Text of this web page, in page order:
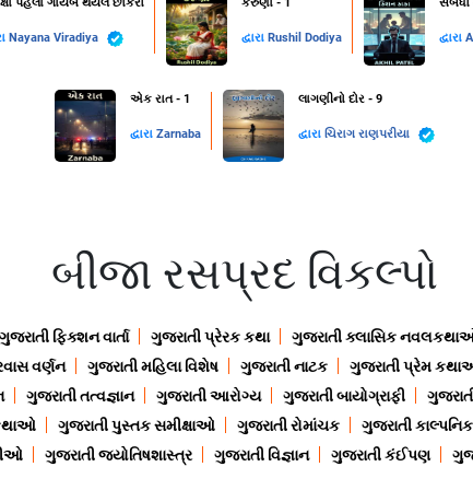
પહેલાં ગાયબ થયેલ છોકરો
Nayana Viradiya
કરુણા - 1
દ્વારા Rushil Dodiya
સંબંધો
દ્વારા
એક રાત - 1
દ્વારા Zarnaba
લાગણીનો દોર - 9
દ્વારા ચિરાગ રાણપરીયા
બીજા રસપ્રદ વિકલ્પો
ગુજરાતી ફિક્શન વાર્તા ગુજરાતી પ્રેરક કથા ગુજરાતી ક્લાસિક
વર્ણન
ગુજરાતી મહિલા વિશેષ ગુજરાતી નાટક ગુજરાતી પ્રેમ
ગુજરાતી તત્વજ્ઞાન ગુજરાતી આરોગ્ય ગુજરાતી બાયોગ્રાફી
ગુજરાતી પુસ્તક સમીક્ષાઓ ગુજરાતી રોમાંચક ગુજરાતી
ગુજરાતી જ્યોતિષશાસ્ત્ર ગુજરાતી વિજ્ઞાન ગુજરાતી કંઈપણ